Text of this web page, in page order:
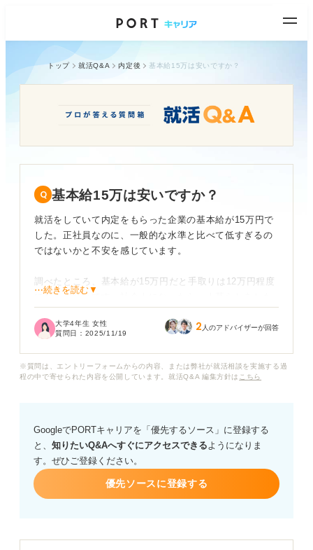
トップ 就活Q&A 内定後 基本給15万は安いですか？
基本給15万は安いですか？
就活をしていて内定をもらった企業の基本給が15万円で
した。正社員なのに、一般的な水準と比べて低すぎるの
ではないかと不安を感じています。
調べたところ、基本給が15万円だと手取りは12万円程度
になるらしいです。社会人になったら一人暮らしをした
かかなり心配です。
ないかどうかや、基本給以外に必ずチェックすべき項目
⋯続きを読む▼
大学4年生 女性
質問日： 2025/11/19 2 人のアドバイザーが回答
※質問は、エントリーフォームからの内容、または弊社が就活相談を実施する過
程の中で寄せられた内容を公開しています。就活Q&A 編集方針は こちら
GoogleでPORTキャリアを「優先するソース」に登録する
と、 知りたいQ&Aへすぐにアクセスできるようになりま
す。ぜひご登録ください。
優先ソースに登録する